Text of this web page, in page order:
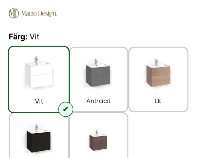
Färg: Vit
Vit Antracit Ek